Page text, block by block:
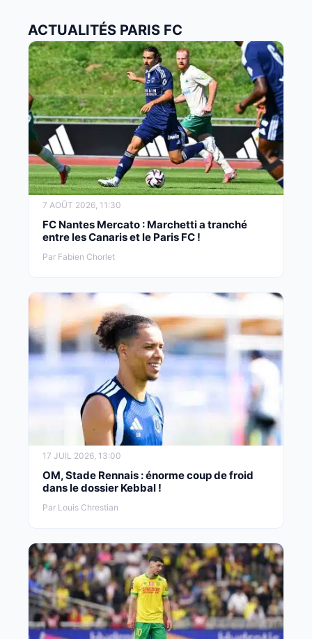
ACTUALITÉS PARIS FC
7 AOÛT 2026, 11:30
FC Nantes Mercato : Marchetti a tranché
entre les Canaris et le Paris FC !
Par Fabien Chorlet
17 JUIL 2026, 13:00
OM, Stade Rennais : énorme coup de froid
dans le dossier Kebbal !
Par Louis Chrestian